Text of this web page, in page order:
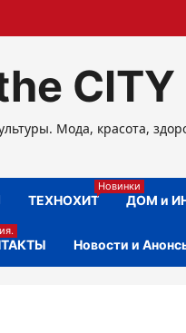
CITY
Мода, красота,
ТЕХНОХИТ
Новинки
ДОМ и
Новости и